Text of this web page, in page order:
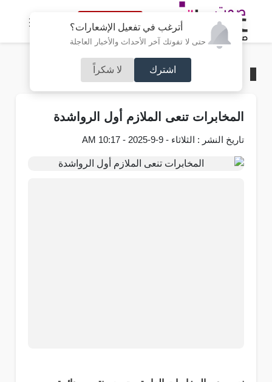
أترغب في تفعيل الإشعارات؟
حتى لا تفوتك آخر الأحداث والأخبار العاجلة
اشترك لا شكراً
النسخة الكاملة
وفيات
المخابرات تنعى الملازم أول الرواشدة
تاريخ النشر : الثلاثاء - 9-9-2025 - 10:17 AM